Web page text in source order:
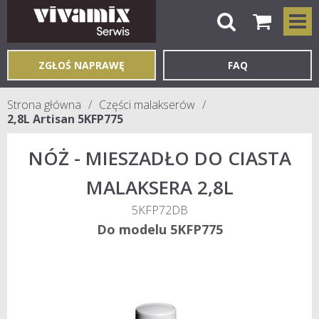
ZGŁOŚ NAPRAWĘ FAQ
Strona główna
Części malakserów
2,8L Artisan 5KFP775
NÓŻ - MIESZADŁO DO CIASTA
MALAKSERA 2,8L
5KFP72DB
Do modelu 5KFP775